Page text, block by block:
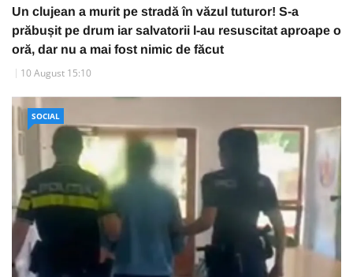
Un clujean a murit pe stradă în văzul tuturor! S-a
prăbușit pe drum iar salvatorii l-au resuscitat aproape o
oră, dar nu a mai fost nimic de făcut
10 August 15:10
SOCIAL